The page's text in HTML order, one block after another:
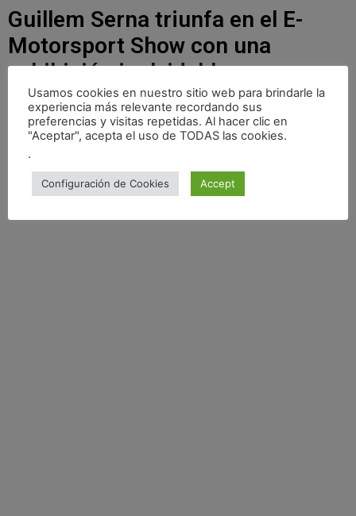
Guillem Serna triunfa en el E-
Motorsport Show con una
exhibición inolvidable
mayo 17, 2023 No hay comentarios
El reconocido piloto de rallys y destacado youtuber, Guillem
Serna, dejó sin aliento a los aficionados del motor en el
emocionante E-Motorsport Show, celebrado el
Leer Más »
Usamos cookies en nuestro sitio web para brindarle la
experiencia más relevante recordando sus
preferencias y visitas repetidas. Al hacer clic en
"Aceptar", acepta el uso de TODAS las cookies.
.
Configuración de Cookies Accept